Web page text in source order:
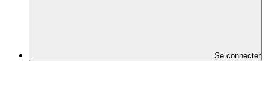
Se connecter